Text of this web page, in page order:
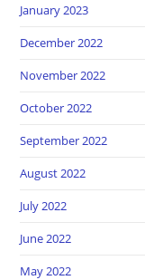
January 2023
December 2022
November 2022
October 2022
September 2022
August 2022
July 2022
June 2022
May 2022